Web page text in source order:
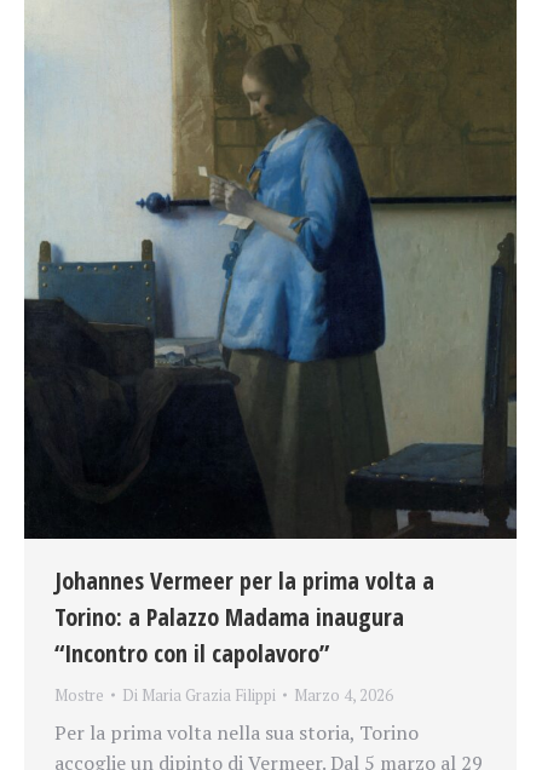
Johannes Vermeer per la prima volta a
Torino: a Palazzo Madama inaugura
“Incontro con il capolavoro”
Mostre Di Maria Grazia Filippi Marzo 4, 2026
Per la prima volta nella sua storia, Torino
accoglie un dipinto di Vermeer. Dal 5 marzo al 29